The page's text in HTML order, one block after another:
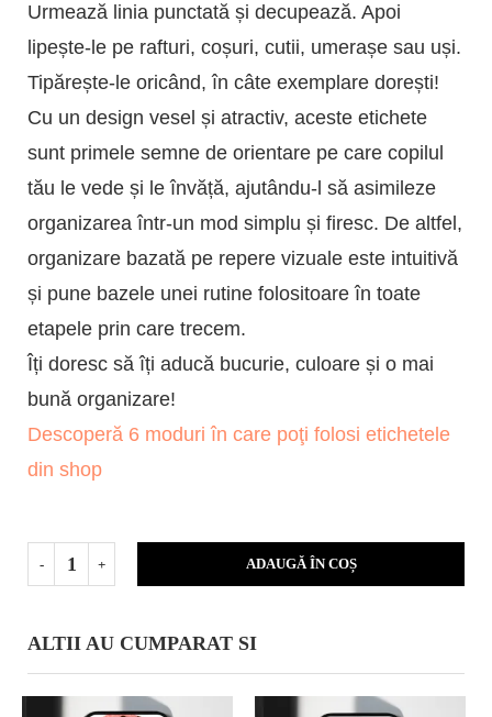
Urmează linia punctată și decupează. Apoi
lipește-le pe rafturi, coșuri, cutii, umerașe sau uși.
Tipărește-le oricând, în câte exemplare dorești!
Cu un design vesel și atractiv, aceste etichete
sunt primele semne de orientare pe care copilul
tău le vede și le învăță, ajutându-l să asimileze
organizarea într-un mod simplu și firesc. De altfel,
organizare bazată pe repere vizuale este intuitivă
și pune bazele unei rutine folositoare în toate
etapele prin care trecem.
Îți doresc să îți aducă bucurie, culoare și o mai
bună organizare!
Descoperă 6 moduri în care poţi folosi etichetele
din shop
ADAUGĂ ÎN COȘ
ALTII AU CUMPARAT SI